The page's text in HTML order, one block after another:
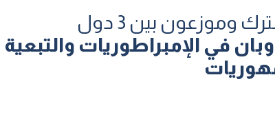
وموزعون بين 3 دول
في الإمبراطوريات والتبعية